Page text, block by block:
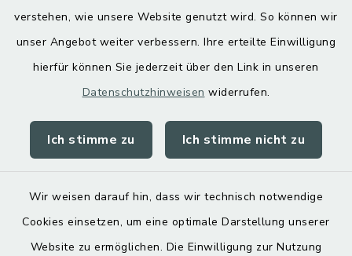
verstehen, wie unsere Website genutzt wird. So können wir
unser Angebot weiter verbessern. Ihre erteilte Einwilligung
hierfür können Sie jederzeit über den Link in unseren
Datenschutzhinweisen widerrufen.
Ich stimme zu Ich stimme nicht zu
Wir weisen darauf hin, dass wir technisch notwendige
Cookies einsetzen, um eine optimale Darstellung unserer
Website zu ermöglichen. Die Einwilligung zur Nutzung
Digitaler Ortsplan
Kontakt
Datenschutz